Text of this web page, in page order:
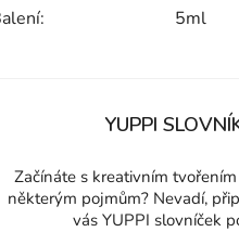
: 5ml
YUPPI
Začínáte s kreativním
některým pojmům? Nevadí,
vás YUPPI slovníček